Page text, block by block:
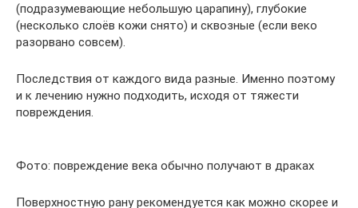
(подразумевающие небольшую царапину), глубокие
(несколько слоёв кожи снято) и сквозные (если веко
разорвано совсем).
Последствия от каждого вида разные. Именно поэтому
и к лечению нужно подходить, исходя от тяжести
повреждения.
Фото: повреждение века обычно получают в драках
Поверхностную рану рекомендуется как можно скорее и